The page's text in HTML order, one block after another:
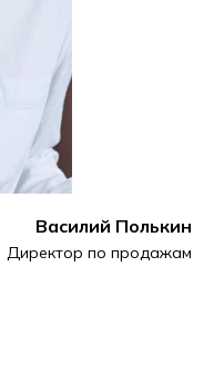
Василий Полькин
Директор по продажам